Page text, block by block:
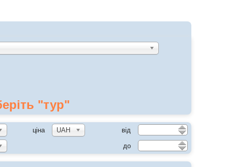
"тур"
ціна UAH від
до